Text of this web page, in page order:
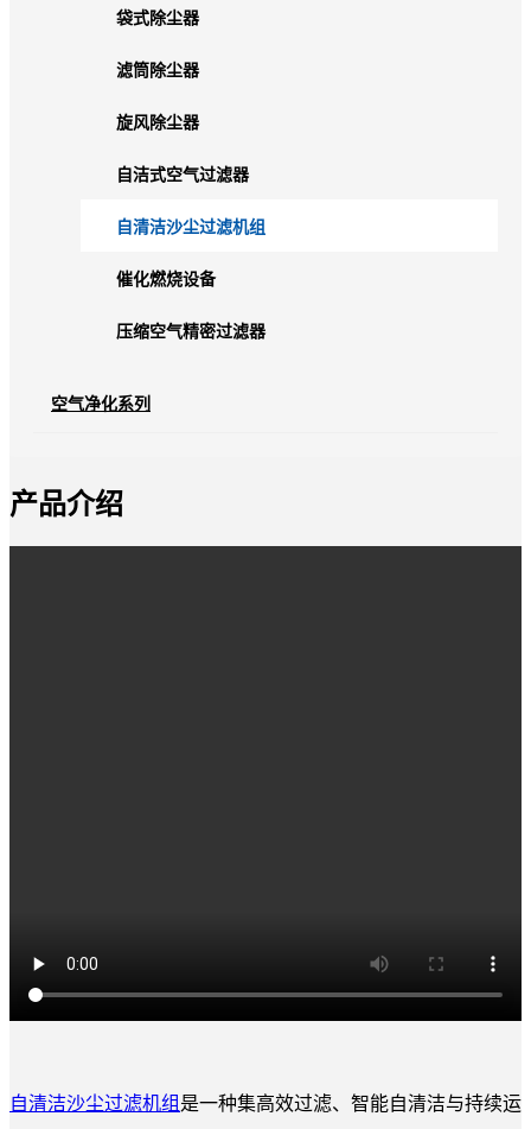
袋式除尘器
滤筒除尘器
旋风除尘器
自洁式空气过滤器
自清洁沙尘过滤机组
催化燃烧设备
压缩空气精密过滤器
空气净化系列
产品介绍
自清洁沙尘过滤机组 是一种集高效过滤、智能自清洁与持续运